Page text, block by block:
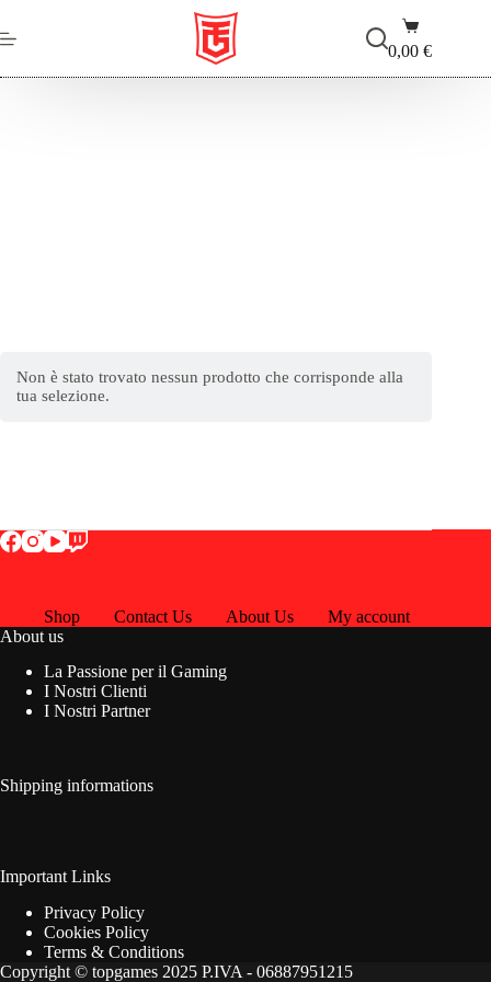
al
contenuto
Carrello
0,00€
Non è stato trovato nessun prodotto che corrisponde alla
tua selezione.
Shop Contact Us About Us
My account
About us
La Passione per il Gaming
I Nostri Clienti
I Nostri Partner
Shipping informations
Important Links
Privacy Policy
Cookies Policy
Terms & Conditions
Copyright © topgames 2025 P.IVA - 06887951215